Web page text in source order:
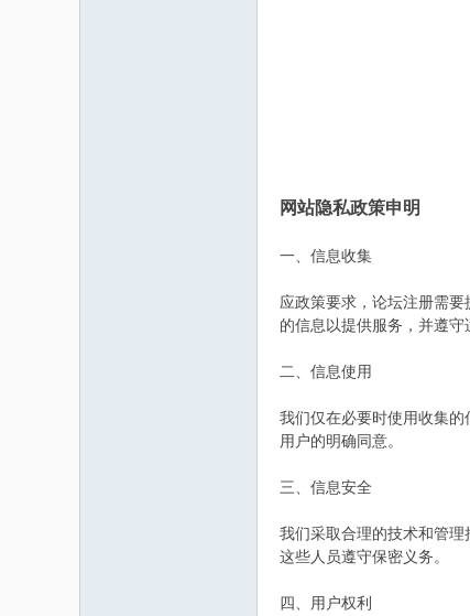
网站隐私政策申明
一、信息收集
应政策要求，论坛注册需
的信息以提供服务，并遵守
二、信息使用
我们仅在必要时使用收集
用户的明确同意。
三、信息安全
我们采取合理的技术和管
这些人员遵守保密义务。
四、用户权利